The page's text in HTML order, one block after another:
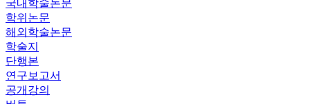
국내학술논문
학위논문
해외학술논문
학술지
단행본
연구보고서
공개강의